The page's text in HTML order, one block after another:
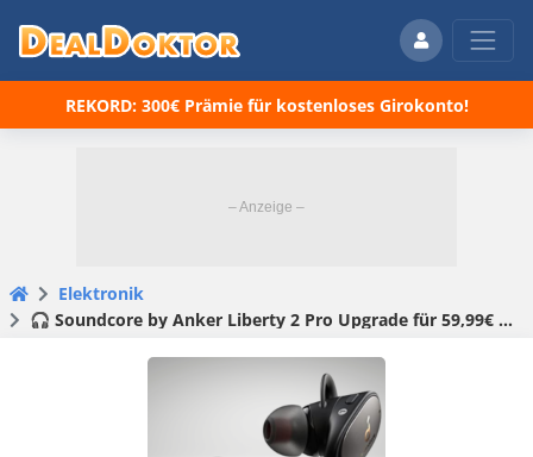
REKORD: 300€ Prämie für kostenloses Girokonto!
Elektronik
🎧 Soundcore by Anker Liberty 2 Pro Upgrade für 59,99€ (statt 98€) – Kabellose Earbuds